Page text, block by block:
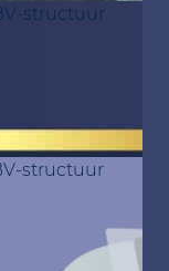
structuur
structuur